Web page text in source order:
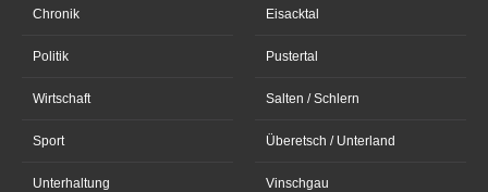
Chronik
Politik
Wirtschaft
Sport
Unterhaltung
Eisacktal
Pustertal
Salten / Schlern
Überetsch / Unterland
Vinschgau